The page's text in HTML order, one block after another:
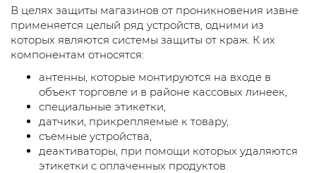
В целях защиты магазинов от проникновения извне
применяется целый ряд устройств, одними из
которых являются системы защиты от краж. К их
компонентам относятся:
антенны, которые монтируются на входе в
объект торговле и в районе кассовых линеек,
специальные этикетки,
датчики, прикрепляемые к товару,
съемные устройства,
деактиваторы, при помощи которых удаляются
этикетки с оплаченных продуктов.